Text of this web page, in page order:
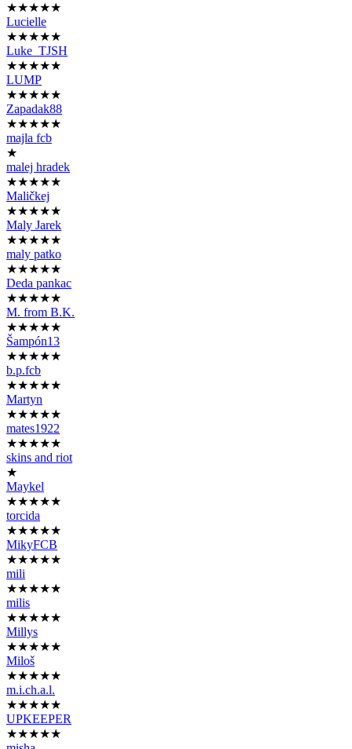
★★★★★
Lucielle
★★★★★
Luke_TJSH
★★★★★
LUMP
★★★★★
Zapadak88
★★★★★
majla fcb
★
malej hradek
★★★★★
Maličkej
★★★★★
Maly Jarek
★★★★★
maly patko
★★★★★
Deda pankac
★★★★★
M. from B.K.
★★★★★
Šampón13
★★★★★
b.p.fcb
★★★★★
Martyn
★★★★★
mates1922
★★★★★
skins and riot
★
Maykel
★★★★★
torcida
★★★★★
MikyFCB
★★★★★
mili
★★★★★
milis
★★★★★
Millys
★★★★★
Miloš
★★★★★
m.i.ch.a.l.
★★★★★
UPKEEPER
★★★★★